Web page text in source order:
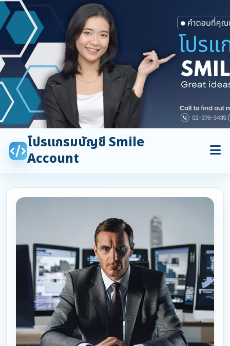
โปรแกรมบัญชี Smile
Account